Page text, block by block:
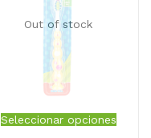
Out of stock
Seleccionar opciones